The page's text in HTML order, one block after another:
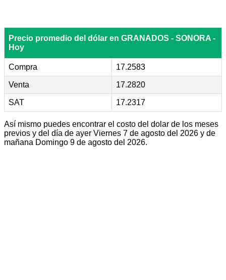
Precio promedio del dólar en GRANADOS - SONORA -
Hoy
Compra 17.2583
Venta 17.2820
SAT 17.2317
Así mismo puedes encontrar el costo del dolar de los meses
previos y del día de ayer Viernes 7 de agosto del 2026 y de
mañana Domingo 9 de agosto del 2026.